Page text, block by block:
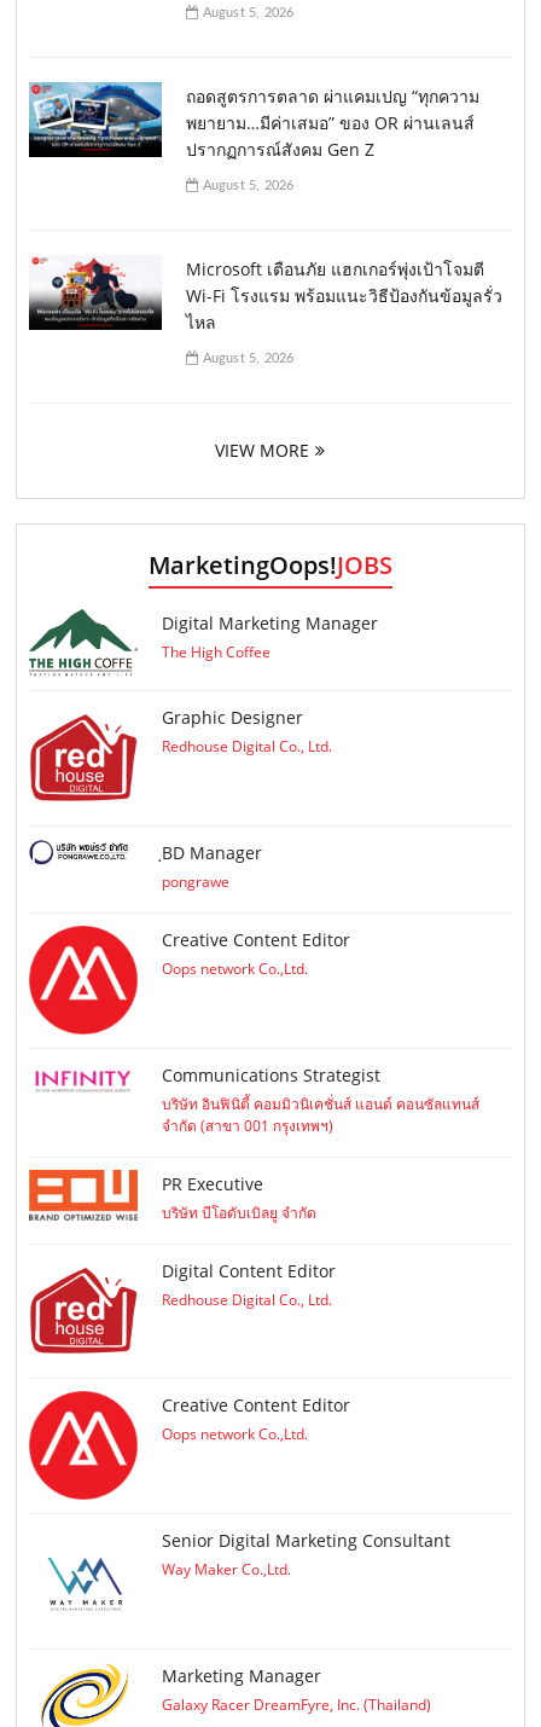
August 5, 2026
ถอดสูตรการตลาด ผ่าแคมเปญ “ทุกความ
พยายาม…มีค่าเสมอ” ของ OR ผ่านเลนส์
ปรากฏการณ์สังคม Gen Z
August 5, 2026
Microsoft เตือนภัย แฮกเกอร์พุ่งเป้าโจมตี
Wi-Fi โรงแรม พร้อมแนะวิธีป้องกันข้อมูลรั่ว
ไหล
August 5, 2026
VIEW MORE
MarketingOops!JOBS
Digital Marketing Manager
The High Coffee
Graphic Designer
Redhouse Digital Co., Ltd.
ฺBD Manager
pongrawe
Creative Content Editor
Oops network Co.,Ltd.
Communications Strategist
บริษัท อินฟินิตี้ คอมมิวนิเคชั่นส์ แอนด์ คอนซัลแทนส์
จำกัด (สาขา 001 กรุงเทพฯ)
PR Executive
บริษัท บีโอดับเบิลยู จำกัด
Digital Content Editor
Redhouse Digital Co., Ltd.
Creative Content Editor
Oops network Co.,Ltd.
Senior Digital Marketing Consultant
Way Maker Co.,Ltd.
Marketing Manager
Galaxy Racer DreamFyre, Inc. (Thailand)